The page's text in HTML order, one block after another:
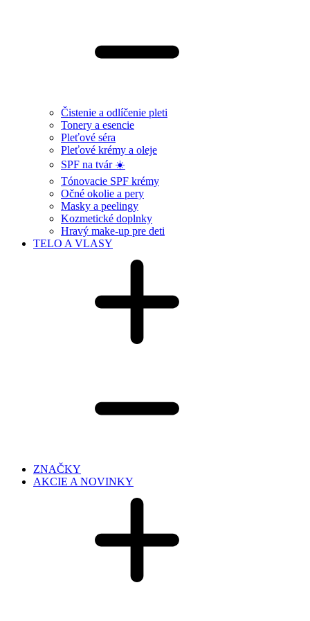
Čistenie a odlíčenie pleti
Tonery a esencie
Pleťové séra
Pleťové krémy a oleje
SPF na tvár ☀️
Tónovacie SPF krémy
Očné okolie a pery
Masky a peelingy
Kozmetické doplnky
Hravý make-up pre deti
TELO A VLASY
ZNAČKY
AKCIE A NOVINKY